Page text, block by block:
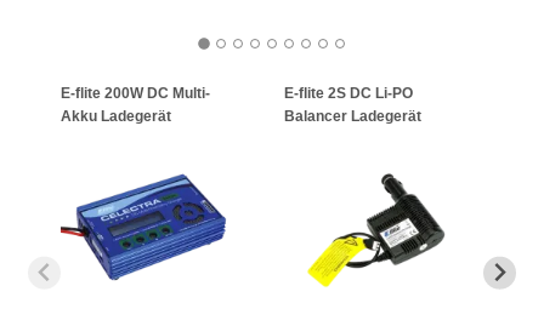
E-flite 200W DC Multi-
Akku Ladegerät
E-flite 2S DC Li-PO
Balancer Ladegerät